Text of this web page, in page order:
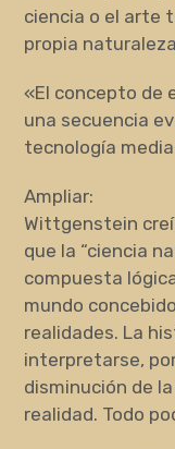
ciencia o el arte
propia
«El concepto de
una secuencia
tecnología
Ampliar:
Wittgenstein
que la “ciencia
compuesta
mundo
realidades. La
interpretarse,
disminución de
realidad. Todo